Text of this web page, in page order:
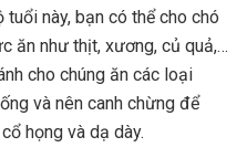
tuổi này, bạn có thể cho chó
ăn như thịt, xương, củ quả,…
cho chúng ăn các loại
và nên canh chừng để
họng và dạ dày.